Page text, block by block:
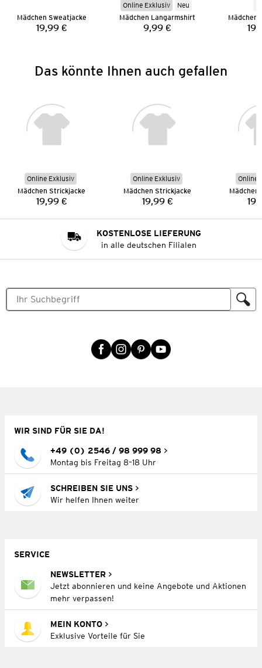
Mädchen Sweatjacke
Preis:
19,99 €
Online Exklusiv
Neu
Mädchen Langarmshirt
Preis:
9,99 €
Mädchen
Das könnte Ihnen auch gefallen
Online Exklusiv
Mädchen Strickjacke
Preis:
19,99 €
Online Exklusiv
Mädchen Strickjacke
Preis:
19,99 €
Online
Mädchen
KOSTENLOSE LIEFERUNG
in alle deutschen Filialen
WIR SIND FÜR SIE DA!
+49 (0) 2546 / 98 999 98
Montag bis Freitag 8–18 Uhr
SCHREIBEN SIE UNS
Wir helfen Ihnen weiter
SERVICE
NEWSLETTER
Jetzt abonnieren und keine Angebote und Aktionen
mehr verpassen!
MEIN KONTO
Exklusive Vorteile für Sie